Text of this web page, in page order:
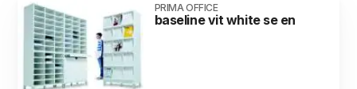
PRIMA OFFICE
baseline vit white se en